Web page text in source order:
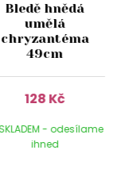
Bledě hnědá
umělá
chryzantéma
49cm
128 Kč
- odesílame
ihned